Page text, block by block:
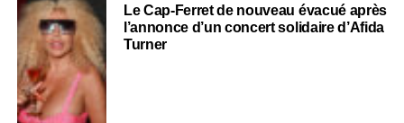
Le Cap-Ferret de nouveau évacué après
l’annonce d’un concert solidaire d’Afida
Turner